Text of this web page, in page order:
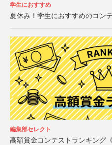
学生におすすめ
夏休み！学生におすすめのコン
編集部セレクト
高額賞金コンテストランキング